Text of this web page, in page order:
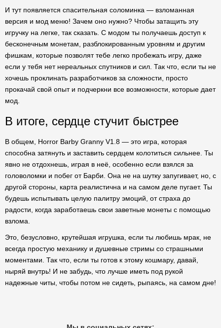
И тут появляется спасительная соломинка — взломанная
версия и мод меню! Зачем оно нужно? Чтобы затащить эту
игручку на легке, так сказать. С модом ты получаешь доступ к
бесконечным монетам, разблокированным уровням и другим
фишкам, которые позволят тебе легко пробежать игру, даже
если у тебя нет нереальных спутников и сил. Так что, если ты не
хочешь проклинать разработчиков за сложности, просто
прокачай свой опыт и подчеркни все возможности, которые дает
мод.
В итоге, сердце стучит быстрее
В общем, Horror Barby Granny V1.8 — это игра, которая
способна затянуть и заставить сердцем колотиться сильнее. Ты
явно не отдохнешь, играя в неё, особенно если взялся за
головоломки и побег от Барби. Она не на шутку запугивает, но, с
другой стороны, карта реалистична и на самом деле пугает. Ты
будешь испытывать целую палитру эмоций, от страха до
радости, когда заработаешь свои заветные монеты с помощью
взлома.
Это, безусловно, крутейшая игрушка, если ты любишь мрак, не
всегда простую механику и душевные стримы со страшными
моментами. Так что, если ты готов к этому кошмару, давай,
ныряй внутрь! И не забудь, что лучше иметь под рукой
надежные читы, чтобы потом не сидеть, рыпаясь, на самом дне!